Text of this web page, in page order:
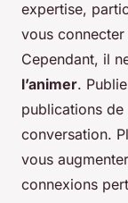
expertise,
vous connecter
Cependant, il
l’animer.
publications
conversation.
vous
connexions